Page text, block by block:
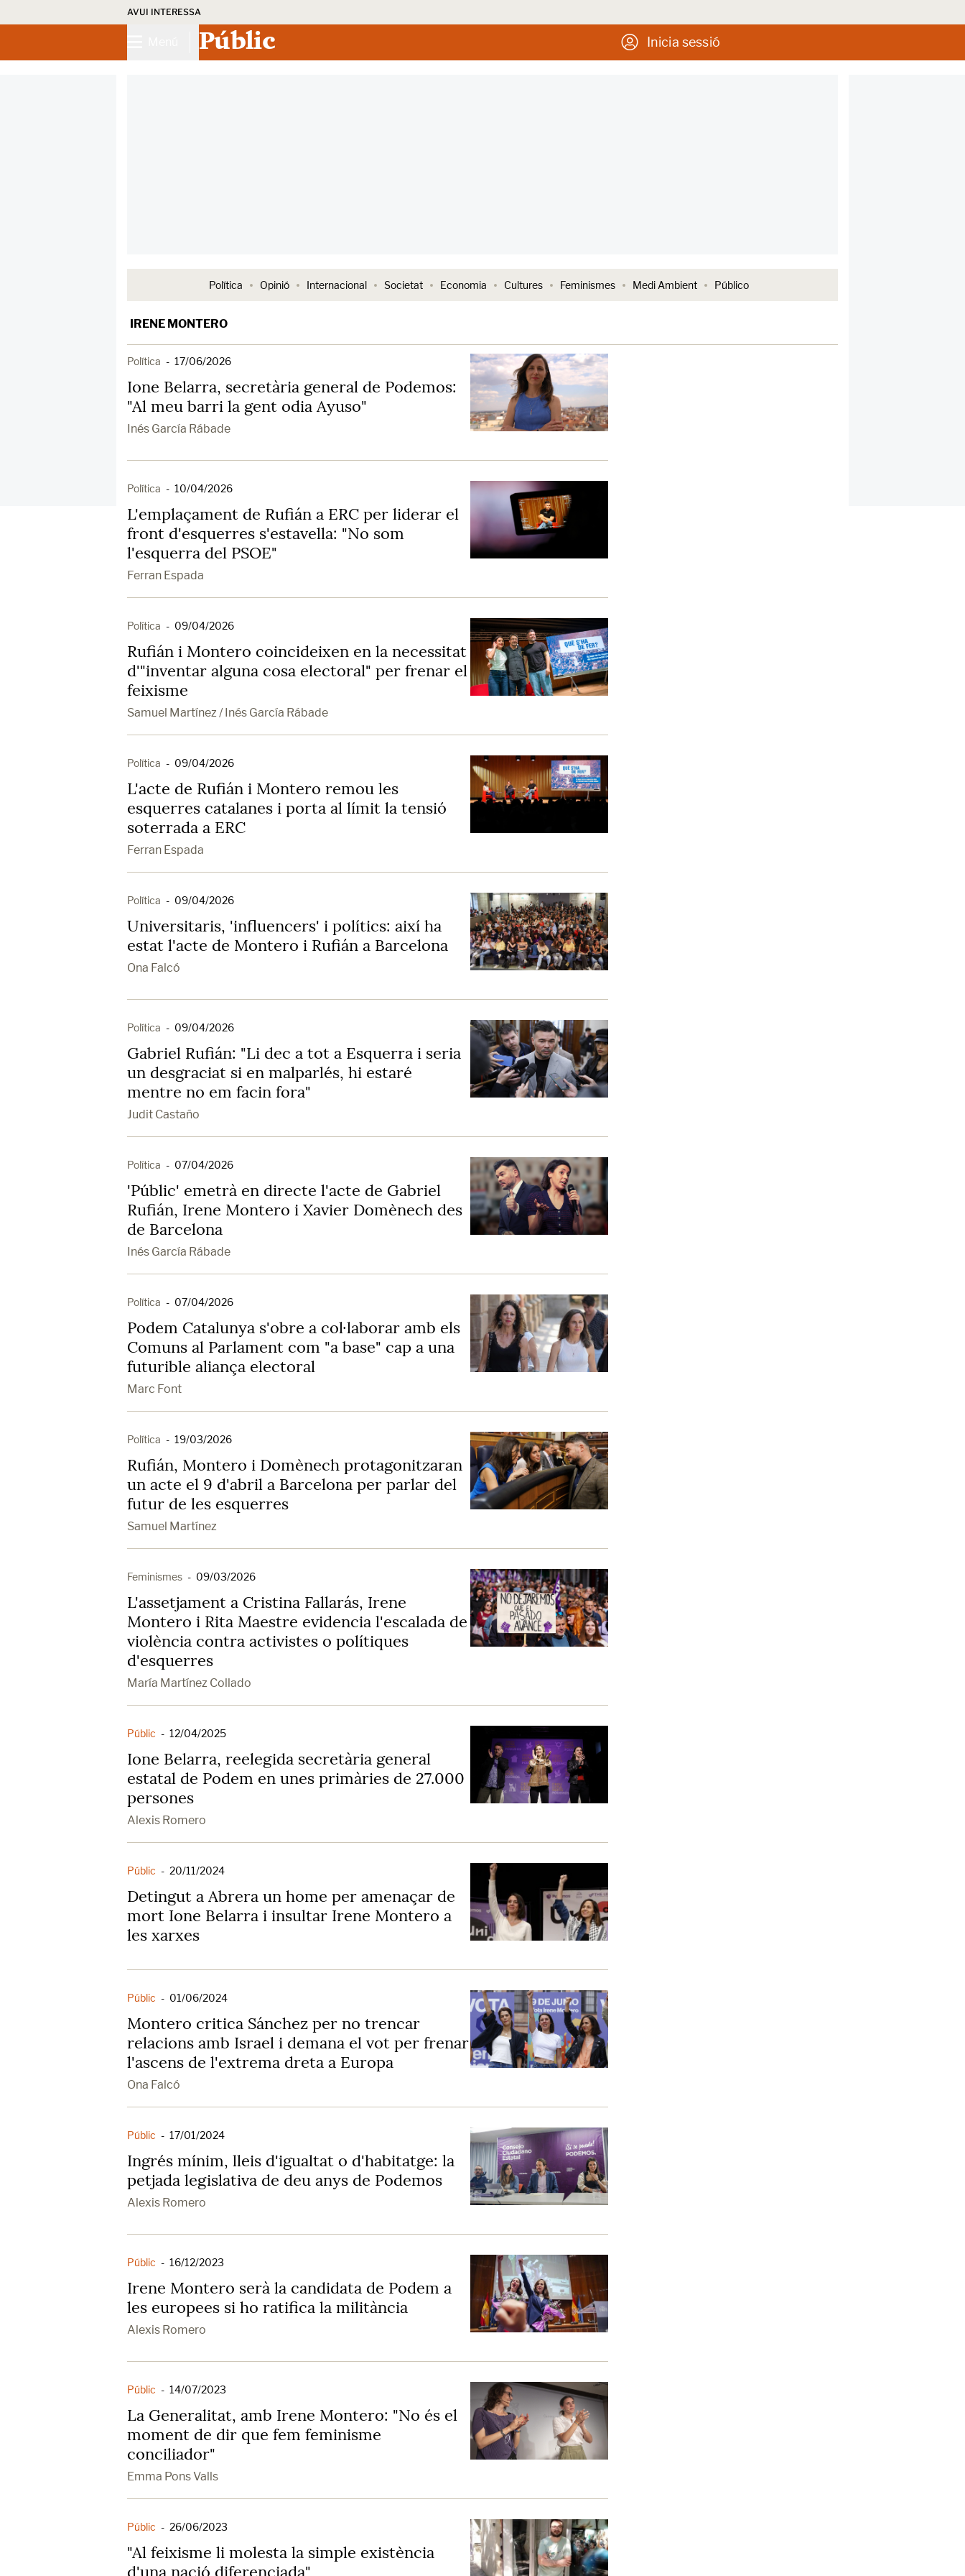
AVUI INTERESSA
Públic Inicia sessió
Política Opinió Internacional Societat Economia Cultures Feminismes Medi Ambient Público
IRENE MONTERO
Política - 17/06/2026
Ione Belarra, secretària general de Podemos:
"Al meu barri la gent odia Ayuso"
Inés García Rábade
Política - 10/04/2026
L'emplaçament de Rufián a ERC per liderar el
front d'esquerres s'estavella: "No som
l'esquerra del PSOE"
Ferran Espada
Política - 09/04/2026
Rufián i Montero coincideixen en la necessitat
d'"inventar alguna cosa electoral" per frenar el
feixisme
Samuel Martínez / Inés García Rábade
Política - 09/04/2026
L'acte de Rufián i Montero remou les
esquerres catalanes i porta al límit la tensió
soterrada a ERC
Ferran Espada
Política - 09/04/2026
Universitaris, 'influencers' i polítics: així ha
estat l'acte de Montero i Rufián a Barcelona
Ona Falcó
Política - 09/04/2026
Gabriel Rufián: "Li dec a tot a Esquerra i seria
un desgraciat si en malparlés, hi estaré
mentre no em facin fora"
Judit Castaño
Política - 07/04/2026
'Públic' emetrà en directe l'acte de Gabriel
Rufián, Irene Montero i Xavier Domènech des
de Barcelona
Inés García Rábade
Política - 07/04/2026
Podem Catalunya s'obre a col·laborar amb els
Comuns al Parlament com "a base" cap a una
futurible aliança electoral
Marc Font
Política - 19/03/2026
Rufián, Montero i Domènech protagonitzaran
un acte el 9 d'abril a Barcelona per parlar del
futur de les esquerres
Samuel Martínez
Feminismes - 09/03/2026
L'assetjament a Cristina Fallarás, Irene
Montero i Rita Maestre evidencia l'escalada de
violència contra activistes o polítiques
d'esquerres
María Martínez Collado
Públic - 12/04/2025
Ione Belarra, reelegida secretària general
estatal de Podem en unes primàries de 27.000
persones
Alexis Romero
Públic - 20/11/2024
Detingut a Abrera un home per amenaçar de
mort Ione Belarra i insultar Irene Montero a
les xarxes
Públic - 01/06/2024
Montero critica Sánchez per no trencar
relacions amb Israel i demana el vot per frenar
l'ascens de l'extrema dreta a Europa
Ona Falcó
Públic - 17/01/2024
Ingrés mínim, lleis d'igualtat o d'habitatge: la
petjada legislativa de deu anys de Podemos
Alexis Romero
Públic - 16/12/2023
Irene Montero serà la candidata de Podem a
les europees si ho ratifica la militància
Alexis Romero
Públic - 14/07/2023
La Generalitat, amb Irene Montero: "No és el
moment de dir que fem feminisme
conciliador"
Emma Pons Valls
Públic - 26/06/2023
"Al feixisme li molesta la simple existència
d'una nació diferenciada"